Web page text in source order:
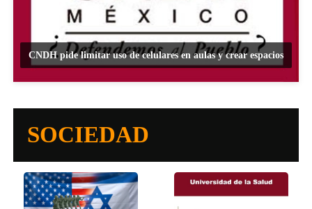
CNDH pide limitar uso de celulares en aulas y crear espacios
SOCIEDAD